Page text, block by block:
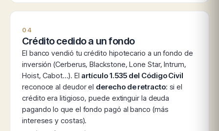
04
Crédito cedido a un fondo
El banco vendió tu crédito hipotecario a un fondo de
inversión (Cerberus, Blackstone, Lone Star, Intrum,
Hoist, Cabot…). El artículo 1.535 del Código Civil
reconoce al deudor el derecho de retracto: si el
crédito era litigioso, puede extinguir la deuda
pagando lo que el fondo pagó al banco (más
intereses y costas).